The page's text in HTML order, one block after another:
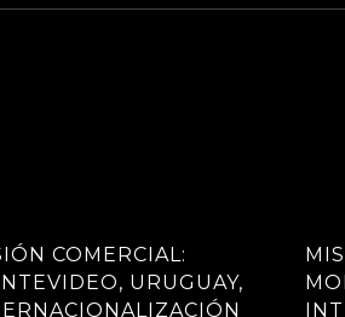
COMERCIAL:
URUGUAY,